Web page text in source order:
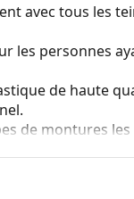
avec tous les
les personnes
de haute
de montures
avantages
leur protection